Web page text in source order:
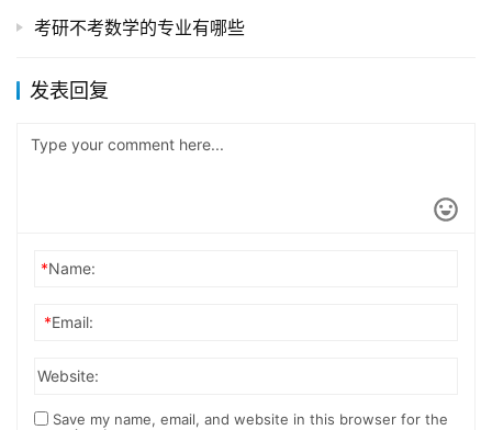
考研不考数学的专业有哪些
发表回复
*Name:
*Email:
Website:
Save my name, email, and website in this browser for the